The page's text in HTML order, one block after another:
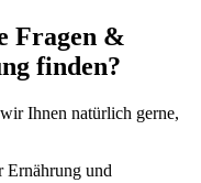
Fragen &
finden?
Ihnen natürlich gerne,
Ernährung und